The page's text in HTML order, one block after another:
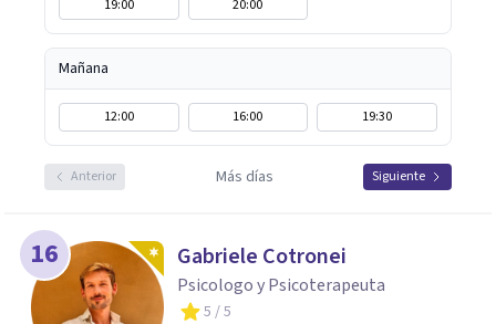
19:00
20:00
Mañana
12:00 16:00 19:30
Anterior Más días Siguiente
16 Gabriele Cotronei
Psicologo y Psicoterapeuta
5 / 5